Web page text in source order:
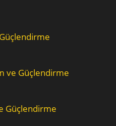
ve Güçlendirme
Güçlendirme